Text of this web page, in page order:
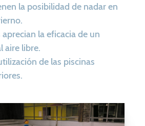
la posibilidad de nadar en
la eficacia de un
aire libre.
de las piscinas